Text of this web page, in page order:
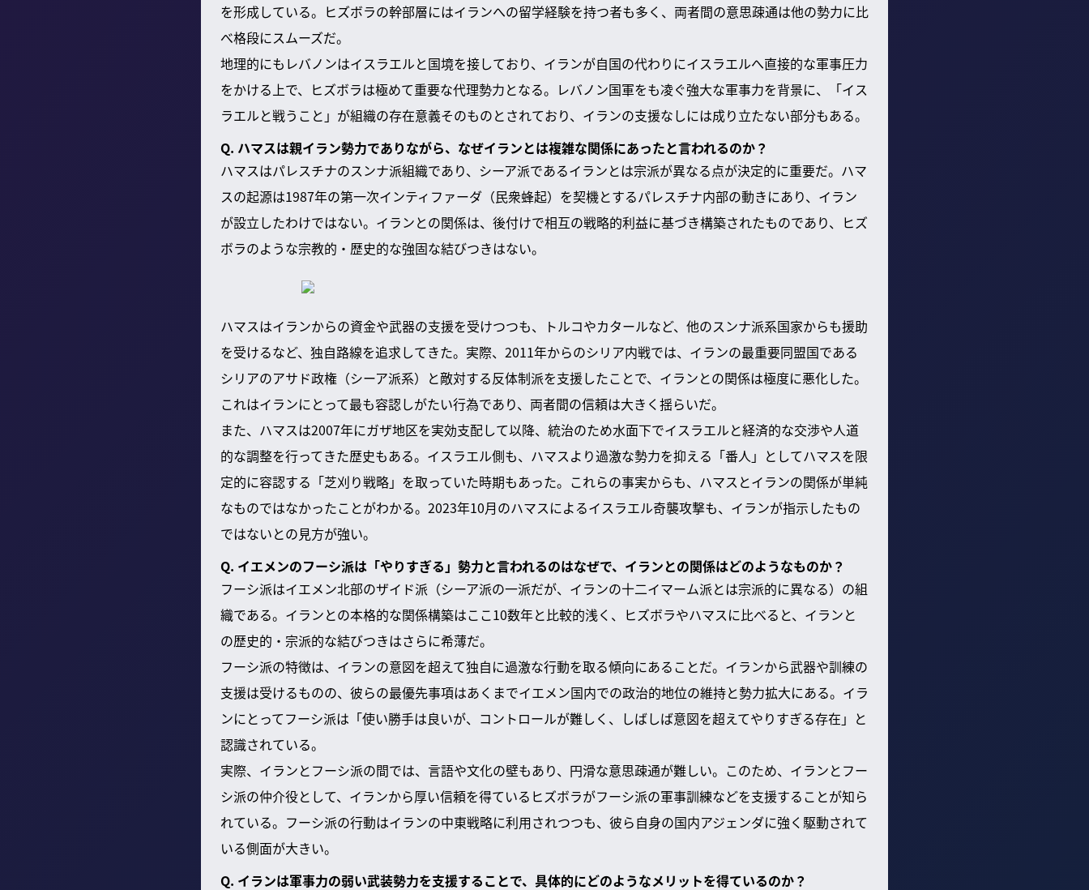
を形成している。ヒズボラの幹部層にはイランへの留学経験を持つ者も多く、両者間の意思疎通は他の勢力に比
べ格段にスムーズだ。
地理的にもレバノンはイスラエルと国境を接しており、イランが自国の代わりにイスラエルへ直接的な軍事圧力
をかける上で、ヒズボラは極めて重要な代理勢力となる。レバノン国軍をも凌ぐ強大な軍事力を背景に、「イス
ラエルと戦うこと」が組織の存在意義そのものとされており、イランの支援なしには成り立たない部分もある。
Q. ハマスは親イラン勢力でありながら、なぜイランとは複雑な関係にあったと言われるのか？
ハマスはパレスチナのスンナ派組織であり、シーア派であるイランとは宗派が異なる点が決定的に重要だ。ハマ
スの起源は1987年の第一次インティファーダ（民衆蜂起）を契機とするパレスチナ内部の動きにあり、イラン
が設立したわけではない。イランとの関係は、後付けで相互の戦略的利益に基づき構築されたものであり、ヒズ
ボラのような宗教的・歴史的な強固な結びつきはない。
ハマスはイランからの資金や武器の支援を受けつつも、トルコやカタールなど、他のスンナ派系国家からも援助
を受けるなど、独自路線を追求してきた。実際、2011年からのシリア内戦では、イランの最重要同盟国である
シリアのアサド政権（シーア派系）と敵対する反体制派を支援したことで、イランとの関係は極度に悪化した。
これはイランにとって最も容認しがたい行為であり、両者間の信頼は大きく揺らいだ。
また、ハマスは2007年にガザ地区を実効支配して以降、統治のため水面下でイスラエルと経済的な交渉や人道
的な調整を行ってきた歴史もある。イスラエル側も、ハマスより過激な勢力を抑える「番人」としてハマスを限
定的に容認する「芝刈り戦略」を取っていた時期もあった。これらの事実からも、ハマスとイランの関係が単純
なものではなかったことがわかる。2023年10月のハマスによるイスラエル奇襲攻撃も、イランが指示したもの
ではないとの見方が強い。
Q. イエメンのフーシ派は「やりすぎる」勢力と言われるのはなぜで、イランとの関係はどのようなものか？
フーシ派はイエメン北部のザイド派（シーア派の一派だが、イランの十二イマーム派とは宗派的に異なる）の組
織である。イランとの本格的な関係構築はここ10数年と比較的浅く、ヒズボラやハマスに比べると、イランと
の歴史的・宗派的な結びつきはさらに希薄だ。
フーシ派の特徴は、イランの意図を超えて独自に過激な行動を取る傾向にあることだ。イランから武器や訓練の
支援は受けるものの、彼らの最優先事項はあくまでイエメン国内での政治的地位の維持と勢力拡大にある。イラ
ンにとってフーシ派は「使い勝手は良いが、コントロールが難しく、しばしば意図を超えてやりすぎる存在」と
認識されている。
実際、イランとフーシ派の間では、言語や文化の壁もあり、円滑な意思疎通が難しい。このため、イランとフー
シ派の仲介役として、イランから厚い信頼を得ているヒズボラがフーシ派の軍事訓練などを支援することが知ら
れている。フーシ派の行動はイランの中東戦略に利用されつつも、彼ら自身の国内アジェンダに強く駆動されて
いる側面が大きい。
Q. イランは軍事力の弱い武装勢力を支援することで、具体的にどのようなメリットを得ているのか？